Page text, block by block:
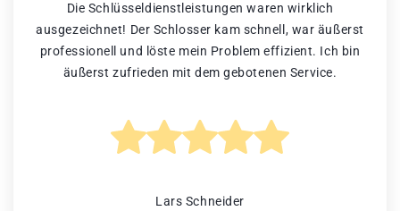
Die Schlüsseldienstleistungen waren wirklich
ausgezeichnet! Der Schlosser kam schnell, war äußerst
professionell und löste mein Problem effizient. Ich bin
äußerst zufrieden mit dem gebotenen Service.
Lars Schneider